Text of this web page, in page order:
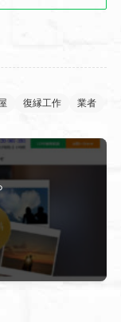
復縁工作 業者